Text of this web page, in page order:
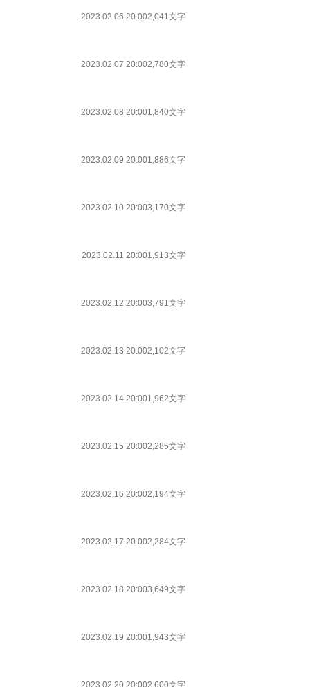
2023.02.06 20:002,041文字
2023.02.07 20:002,780文字
2023.02.08 20:001,840文字
2023.02.09 20:001,886文字
2023.02.10 20:003,170文字
2023.02.11 20:001,913文字
2023.02.12 20:003,791文字
2023.02.13 20:002,102文字
2023.02.14 20:001,962文字
2023.02.15 20:002,285文字
2023.02.16 20:002,194文字
2023.02.17 20:002,284文字
2023.02.18 20:003,649文字
2023.02.19 20:001,943文字
2023.02.20 20:002,600文字